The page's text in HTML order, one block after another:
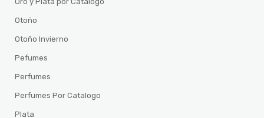
Otoño
Otoño Invierno
Pefumes
Perfumes
Perfumes Por Catalogo
Plata